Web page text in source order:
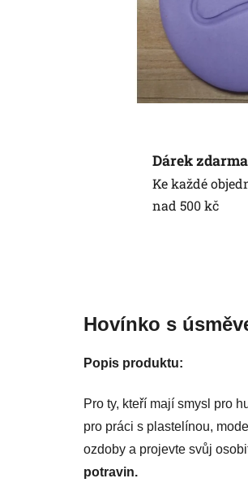
Dárek zdarma
Ke každé
nad 500 kč
Hovínko s
Popis produktu:
Pro ty, kteří mají smysl pro
pro práci s plastelínou,
ozdoby a projevte svůj
potravin.